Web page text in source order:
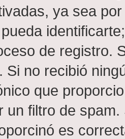
ya sea
de registro.
Si no recibió
que
un filtro de
es